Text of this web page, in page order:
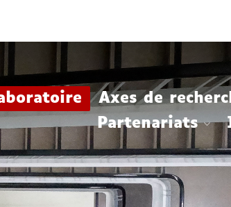
contenu
Axes de
Partenariats